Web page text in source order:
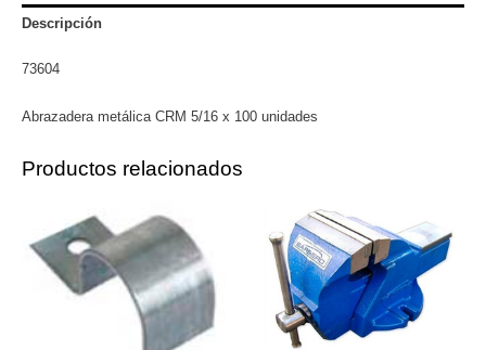
unidades
Descripción
73604
Abrazadera metálica CRM 5/16 x 100 unidades
Productos relacionados